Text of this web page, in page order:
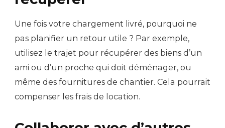
Une fois votre chargement livré, pourquoi ne
pas planifier un retour utile ? Par exemple,
utilisez le trajet pour récupérer des biens d’un
ami ou d’un proche qui doit déménager, ou
même des fournitures de chantier. Cela pourrait
compenser les frais de location.